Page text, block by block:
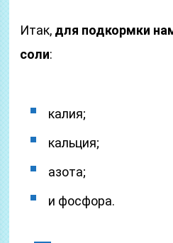
Итак, для подкормки
соли:
калия;
кальция;
азота;
и фосфора.